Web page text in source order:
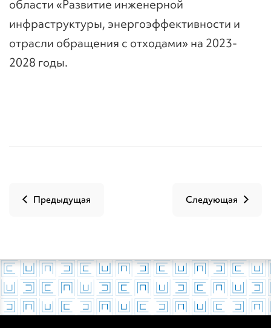
области «Развитие инженерной
инфраструктуры, энергоэффективности и
отрасли обращения с отходами» на 2023-
2028 годы.
Предыдущая Следующая